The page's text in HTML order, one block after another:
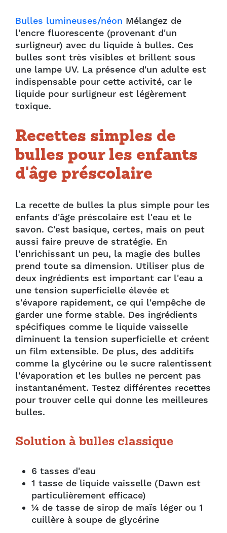
Bulles lumineuses/néon Mélangez de
l'encre fluorescente (provenant d'un
surligneur) avec du liquide à bulles. Ces
bulles sont très visibles et brillent sous
une lampe UV. La présence d'un adulte est
indispensable pour cette activité, car le
liquide pour surligneur est légèrement
toxique.
Recettes simples de
bulles pour les enfants
d'âge préscolaire
La recette de bulles la plus simple pour les
enfants d'âge préscolaire est l'eau et le
savon. C'est basique, certes, mais on peut
aussi faire preuve de stratégie. En
l'enrichissant un peu, la magie des bulles
prend toute sa dimension. Utiliser plus de
deux ingrédients est important car l'eau a
une tension superficielle élevée et
s'évapore rapidement, ce qui l'empêche de
garder une forme stable. Des ingrédients
spécifiques comme le liquide vaisselle
diminuent la tension superficielle et créent
un film extensible. De plus, des additifs
comme la glycérine ou le sucre ralentissent
l'évaporation et les bulles ne percent pas
instantanément. Testez différentes recettes
pour trouver celle qui donne les meilleures
bulles.
Solution à bulles classique
6 tasses d'eau
1 tasse de liquide vaisselle (Dawn est
particulièrement efficace)
¼ de tasse de sirop de maïs léger ou 1
cuillère à soupe de glycérine